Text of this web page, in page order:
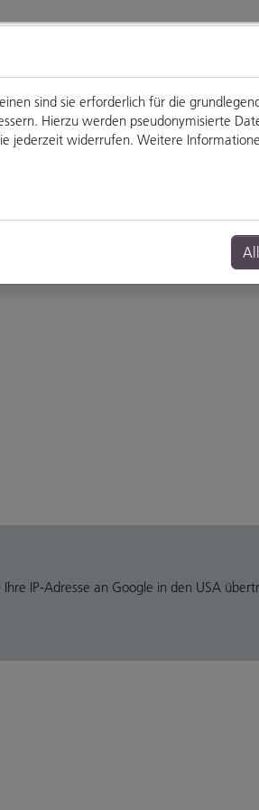
Veranstaltungen
IP-Adresse an Google in den USA
sind sie erforderlich für die
Hierzu werden pseudonymisierte
jederzeit widerrufen. Weitere